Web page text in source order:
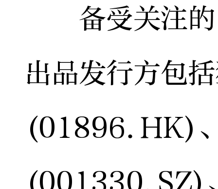
备受关注的
出品发行方包
(01896.HK)
(001330.SZ)